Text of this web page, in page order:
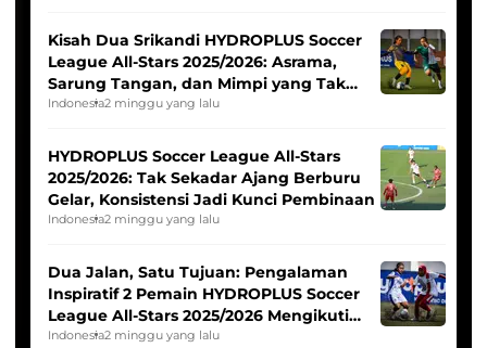
Kisah Dua Srikandi HYDROPLUS Soccer
League All-Stars 2025/2026: Asrama,
Sarung Tangan, dan Mimpi yang Tak
Pernah Padam
Indonesia2 minggu yang lalu
HYDROPLUS Soccer League All-Stars
2025/2026: Tak Sekadar Ajang Berburu
Gelar, Konsistensi Jadi Kunci Pembinaan
Indonesia2 minggu yang lalu
Dua Jalan, Satu Tujuan: Pengalaman
Inspiratif 2 Pemain HYDROPLUS Soccer
League All-Stars 2025/2026 Mengikuti
Seleksi Timnas Indonesia Putri
Indonesia2 minggu yang lalu